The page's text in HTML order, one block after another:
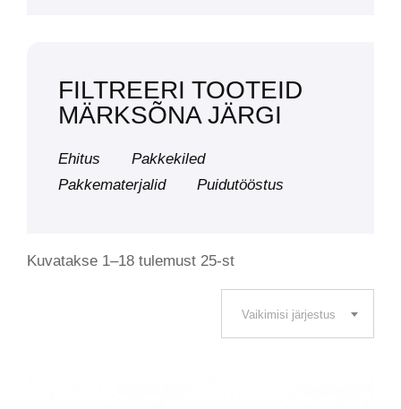
Kuvatakse 1–18 tulemust 25-st
Vaikimisi järjestus
FILTREERI TOOTEID
MÄRKSÕNA JÄRGI
Ehitus
Pakkekiled
Pakkematerjalid
Puidutööstus